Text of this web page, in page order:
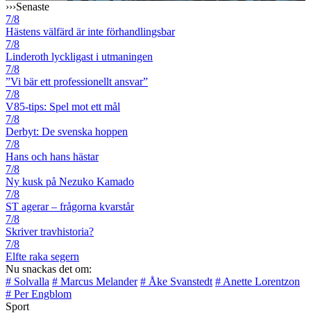
›››Senaste
7/8
Hästens välfärd är inte förhandlingsbar
7/8
Linderoth lyckligast i utmaningen
7/8
”Vi bär ett professionellt ansvar”
7/8
V85-tips: Spel mot ett mål
7/8
Derbyt: De svenska hoppen
7/8
Hans och hans hästar
7/8
Ny kusk på Nezuko Kamado
7/8
ST agerar – frågorna kvarstår
7/8
Skriver travhistoria?
7/8
Elfte raka segern
Nu snackas det om:
# Solvalla # Marcus Melander # Åke Svanstedt # Anette Lorentzon
# Per Engblom
Sport